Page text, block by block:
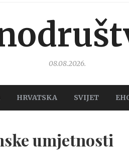
08.08.2026.
HRVATSKA SVIJET
umjetnosti